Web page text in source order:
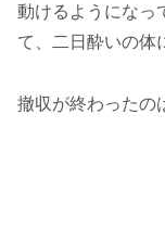
動けるようになっ
て、二日酔いの体
撤収が終わったの